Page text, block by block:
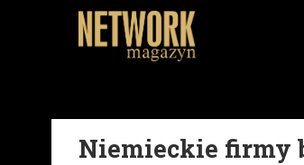
Niemieckie firmy